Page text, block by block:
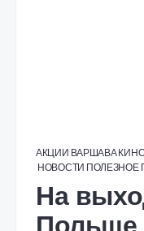
АКЦИИ ВАРШАВА
НОВОСТИ ПОЛЕЗНОЕ
На